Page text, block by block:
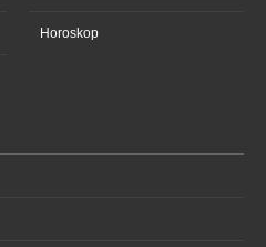
Horoskop